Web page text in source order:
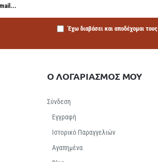
Έχω διαβάσει και αποδέχομαι τους
Ο ΛΟΓΑΡΙΑΣΜΟΣ ΜΟΥ
Σύνδεση
Εγγραφή
Ιστορικό Παραγγελιών
Αγαπημένα